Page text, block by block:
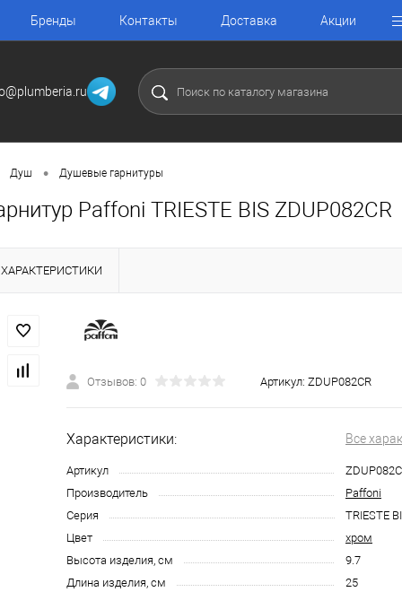
Бренды Контакты Доставка Акции
Душ • Душевые гарнитуры
Paffoni TRIESTE BIS ZDUP082CR
ХАРАКТЕРИСТИКИ
Отзывов: 0 Артикул: ZDUP082CR
Характеристики: Все
Артикул
Производитель
Paffoni
Серия
TRIESTE
Цвет
хром
Высота изделия, см
9.7
Длина изделия, см
25